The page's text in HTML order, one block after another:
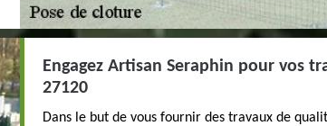
Engagez Artisan Seraphin pour vos
27120
Dans le but de vous fournir des travaux de